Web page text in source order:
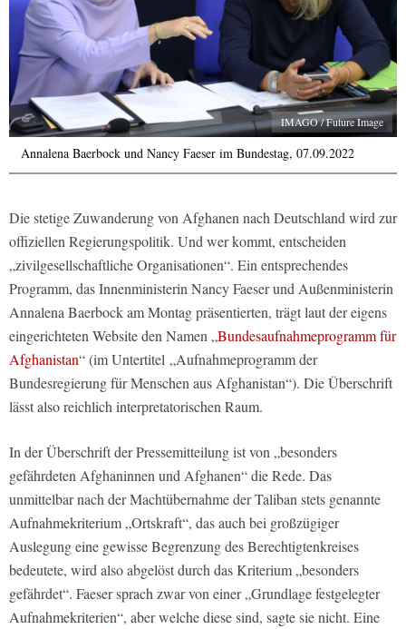
IMAGO / Future Image
Annalena Baerbock und Nancy Faeser im Bundestag, 07.09.2022
Die stetige Zuwanderung von Afghanen nach Deutschland wird zur
offiziellen Regierungspolitik. Und wer kommt, entscheiden
„zivilgesellschaftliche Organisationen“. Ein entsprechendes
Programm, das Innenministerin Nancy Faeser und Außenministerin
Annalena Baerbock am Montag präsentierten, trägt laut der eigens
eingerichteten Website den Namen „Bundesaufnahmeprogramm für
Afghanistan“ (im Untertitel „Aufnahmeprogramm der
Bundesregierung für Menschen aus Afghanistan“). Die Überschrift
lässt also reichlich interpretatorischen Raum.
In der Überschrift der Pressemitteilung ist von „besonders
gefährdeten Afghaninnen und Afghanen“ die Rede. Das
unmittelbar nach der Machtübernahme der Taliban stets genannte
Aufnahmekriterium „Ortskraft“, das auch bei großzügiger
Auslegung eine gewisse Begrenzung des Berechtigtenkreises
bedeutete, wird also abgelöst durch das Kriterium „besonders
gefährdet“. Faeser sprach zwar von einer „Grundlage festgelegter
Aufnahmekriterien“, aber welche diese sind, sagte sie nicht. Eine